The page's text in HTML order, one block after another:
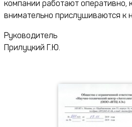
компании работают оперативно,
внимательно прислушиваются к
Руководитель
Прилуцкий Г.Ю.